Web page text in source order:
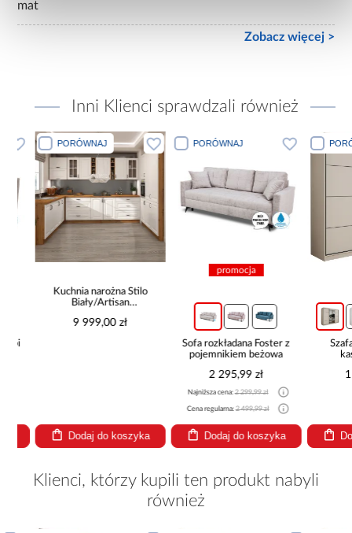
mat
Zobacz więcej >
Inni Klienci sprawdzali również
PORÓWNAJ
Kuchnia narożna Stilo
Biały/Artisan
9 999,00 zł
Dodaj do koszyka
PORÓWNAJ
promocja
Sofa rozkładana Foster z
pojemnikiem beżowa
2 295,99 zł
Najniższa cena:2 299,99 zł
Cena regularna:2 499,99 zł
Dodaj do koszyka
Szafa
1
Klienci, którzy kupili ten produkt nabyli
również